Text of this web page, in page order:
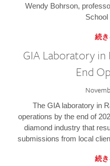
Wendy Bohrson,
School
続
GIA Laboratory in
End
The GIA laboratory in
operations by the end of
diamond industry that
submissions from local
続